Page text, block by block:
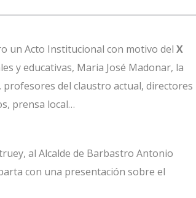
un Acto Institucional con motivo del X
y educativas, Maria José Madonar, la
del claustro actual, directores
prensa local…
al Alcalde de Barbastro Antonio
con una presentación sobre el